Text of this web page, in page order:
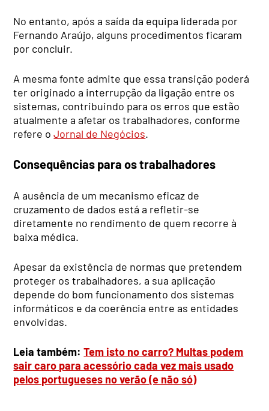
No entanto, após a saída da equipa liderada por
Fernando Araújo, alguns procedimentos ficaram
por concluir.
A mesma fonte admite que essa transição poderá
ter originado a interrupção da ligação entre os
sistemas, contribuindo para os erros que estão
atualmente a afetar os trabalhadores, conforme
refere oJornal de Negócios.
Consequências para os trabalhadores
A ausência de um mecanismo eficaz de
cruzamento de dados está a refletir-se
diretamente no rendimento de quem recorre à
baixa médica.
Apesar da existência de normas que pretendem
proteger os trabalhadores, a sua aplicação
depende do bom funcionamento dos sistemas
informáticos e da coerência entre as entidades
envolvidas.
Leia também:Tem isto no carro? Multas podem
sair caro para acessório cada vez mais usado
pelos portugueses no verão (e não só)